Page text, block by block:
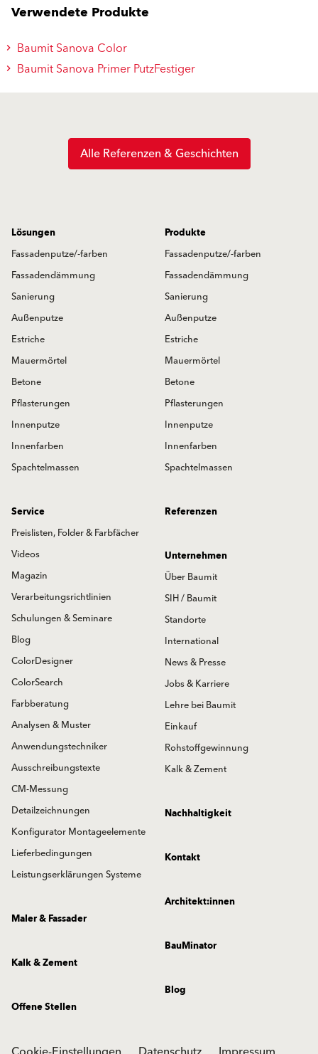
Verwendete Produkte
Baumit Sanova Color
Baumit Sanova Primer PutzFestiger
Alle Referenzen & Geschichten
Lösungen
Fassadenputze/-farben
Fassadendämmung
Sanierung
Außenputze
Estriche
Mauermörtel
Betone
Pflasterungen
Innenputze
Innenfarben
Spachtelmassen
Produkte
Fassadenputze/-farben
Fassadendämmung
Sanierung
Außenputze
Estriche
Mauermörtel
Betone
Pflasterungen
Innenputze
Innenfarben
Spachtelmassen
Service
Preislisten, Folder & Farbfächer
Videos
Magazin
Verarbeitungsrichtlinien
Schulungen & Seminare
Blog
ColorDesigner
ColorSearch
Farbberatung
Analysen & Muster
Anwendungstechniker
Ausschreibungstexte
CM-Messung
Detailzeichnungen
Konfigurator Montageelemente
Lieferbedingungen
Leistungserklärungen Systeme
Referenzen
Unternehmen
Über Baumit
SIH / Baumit
Standorte
International
News & Presse
Jobs & Karriere
Lehre bei Baumit
Einkauf
Rohstoffgewinnung
Kalk & Zement
Nachhaltigkeit
Kontakt
Architekt:innen
Maler & Fassader
BauMinator
Kalk & Zement
Blog
Offene Stellen